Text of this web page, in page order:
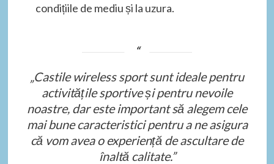
condițiile de mediu și la uzura.
„Castile wireless sport sunt ideale pentru
activitățile sportive și pentru nevoile
noastre, dar este important să alegem cele
mai bune caracteristici pentru a ne asigura
că vom avea o experiență de ascultare de
înaltă calitate.”